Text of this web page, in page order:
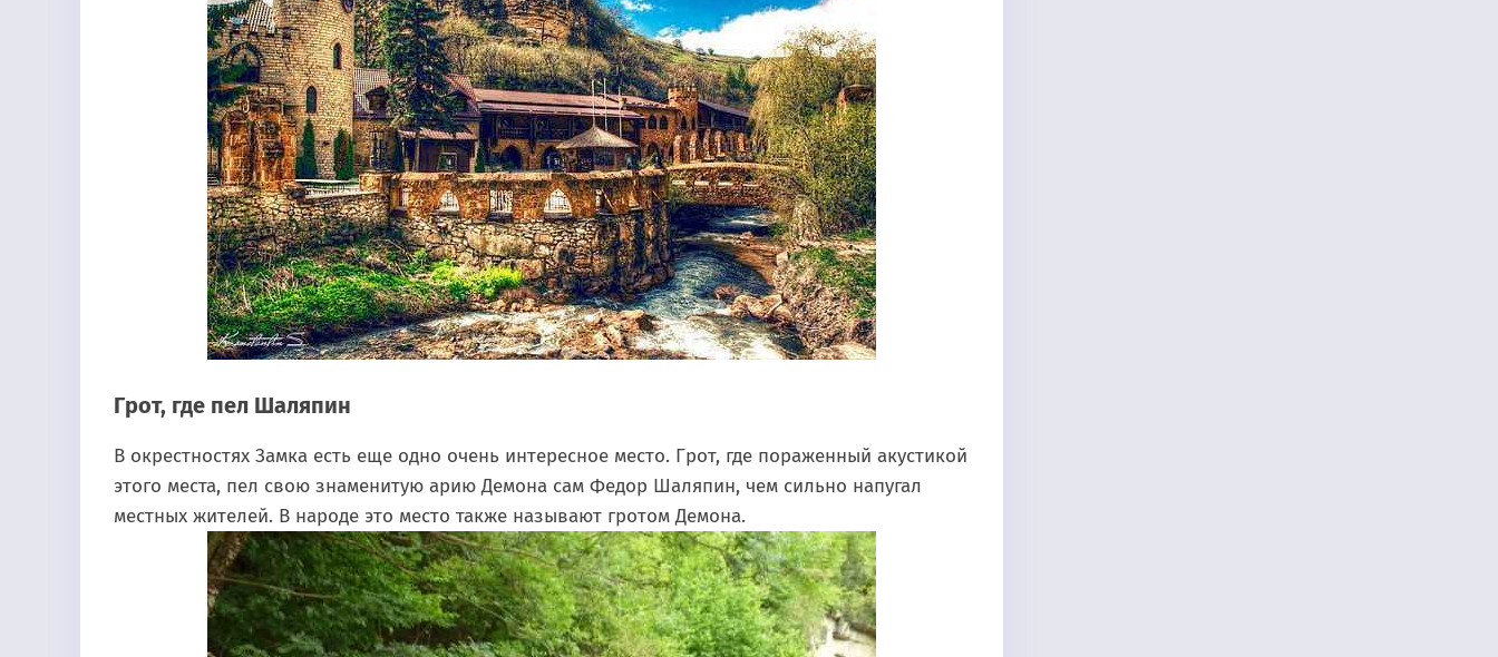
Грот, где пел Шаляпин
В окрестностях Замка есть еще одно очень интересное место. Грот, где пораженный акустикой
этого места, пел свою знаменитую арию Демона сам Федор Шаляпин, чем сильно напугал
местных жителей. В народе это место также называют гротом Демона.